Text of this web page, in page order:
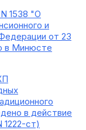
1538 "О
и
от 23
в Минюсте
в действие
1222-ст)